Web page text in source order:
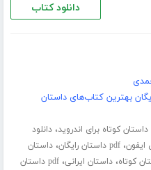
دانلود کتاب
بهترین کتاب‌های داستان
داستان کوتاه برای اندروید،دانلود
ایفون،pdf داستان رایگان ،داستان
کوتاه،داستان ایرانی،
pdf داستان